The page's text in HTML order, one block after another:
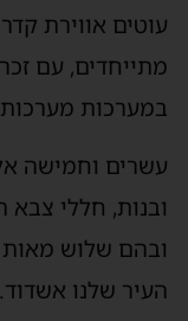
עוטים אווירת
מתייחדים, עם
במערכות
עשרים וחמישה
ובנות, חללי צבא
ובהם שלוש מאות
העיר שלנו